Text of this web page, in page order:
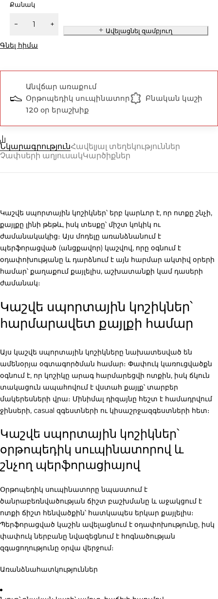
Քանակ
Ավելացնել զամբյուղ
Գնել հիմա
Անվճար առաքում
Օրթոպեդիկ սուպինատոր
Բնական կաշի
120 օր երաշխիք
ՆկարագրությունՀավելյալ տեղեկություններ
Չափսերի աղյուսակԿարծիքներ
Կաշվե սպորտային կոշիկներ՝ երբ կարևոր է, որ ոտքը շնչի,
քայլքը լինի թեթև, իսկ տեսքը՝ միշտ կոկիկ ու
ժամանակակից։ Այս մոդելը առանձնանում է
պերֆորացված (անցքավոր) կաշվով, որը օգնում է
օդափոխությանը և դարձնում է այն հարմար ակտիվ օրերի
համար՝ քաղաքում քայլելիս, աշխատանքի կամ դասերի
ժամանակ։
Կաշվե սպորտային կոշիկներ՝
հարմարավետ քայլքի համար
Այս կաշվե սպորտային կոշիկները նախատեսված են
ամենօրյա օգտագործման համար։ Փափուկ կառուցվածքն
օգնում է, որ կոշիկը արագ հարմարեցվի ոտքին, իսկ ճկուն
տակացուն ապահովում է վստահ քայլք՝ տարբեր
մակերեսների վրա։ Մինիմալ դիզայնը հեշտ է համադրվում
ջինսերի, casual զգեստների ու կիսաշրջազգեստների հետ։
Կաշվե սպորտային կոշիկներ՝
օրթոպեդիկ սուպինատորով և
շնչող պերֆորացիայով
Օրթոպեդիկ սուպինատորը նպաստում է
ծանրաբեռնվածության ճիշտ բաշխմանը և աջակցում է
ոտքի ճիշտ հենվածքին՝ հատկապես երկար քայլելիս։
Պերֆորացված կաշին ավելացնում է օդափոխությունը, իսկ
փափուկ ներբանը նվազեցնում է հոգնածության
զգացողությունը օրվա վերջում։
Առանձնահատկություններ